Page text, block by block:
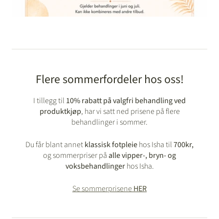
Flere sommerfordeler hos oss!
I tillegg til 10% rabatt på valgfri behandlingved
produktkjøp, har vi satt ned prisene på flere
behandlinger i sommer.
Du får blant annetklassisk fotpleiehos Isha til700kr,
og sommerpriser påalle vipper-, bryn- og
voksbehandlingerhos Isha.
Se sommerprisene HER